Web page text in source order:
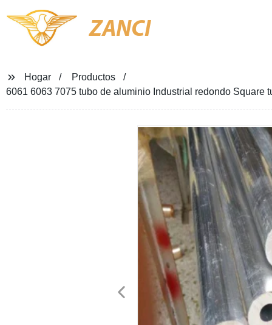
ZANCI
Hogar
Productos
6061 6063 7075 tubo de aluminio Industrial redondo